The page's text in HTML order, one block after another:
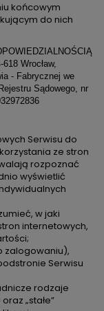
końcowym
do nich
Wrocław,
- Fabrycznej we
Sądowego, nr
Serwisu do
ze stron
rozpoznać
wyświetlić
w jaki
internetowych,
zalogowaniu),
Serwisu
rodzaje
„stałe”